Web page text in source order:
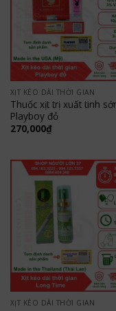
XỊT KÉO DÀI THỜI GIAN
Thuốc xịt trị xuất tinh
Playboy đỏ
270,000₫
XỊT KÉO DÀI THỜI GIAN